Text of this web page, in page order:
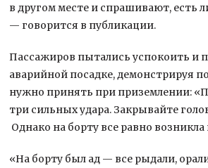
в другом месте и спрашивают, есть
— говорится в публикации.
Пассажиров пытались успокоить и
аварийной посадке, демонстрируя
нужно принять при приземлении:
три сильных удара. Закрывайте
Однако на борту все равно возникла
«На борту был ад — все рыдали,